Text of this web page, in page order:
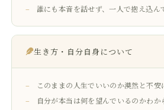
誰にも本音を話せず、一人で抱え込ん
生き方・自分自身について
このままの人生でいいのか漠然と不安
自分が本当は何を望んでいるのかわか